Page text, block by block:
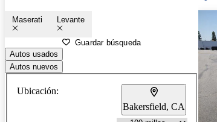
Maserati Levante
Guardar búsqueda
Autos usados
Autos nuevos
Ubicación:
Bakersfield, CA